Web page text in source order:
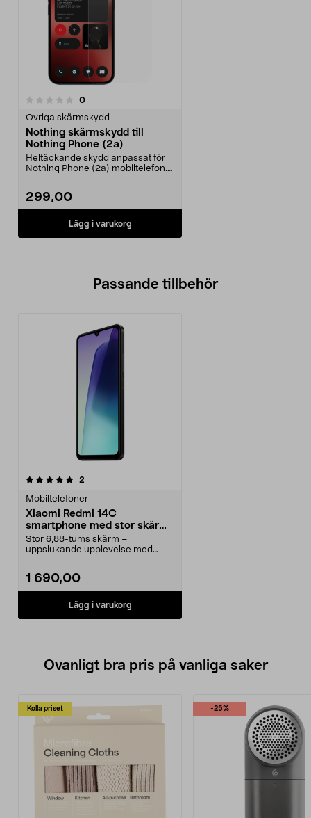
0recensioner
Övriga skärmskydd
Nothing skärmskydd till
Nothing Phone (2a)
Heltäckande skydd anpassat för
Nothing Phone (2a) mobiltelefon.
299,00
Lägg i varukorg
Passande tillbehör
2
Mobiltelefoner
Xiaomi Redmi 14C
smartphone med stor skärm,
svart
Stor 6,88-tums skärm –
uppslukande upplevelse med
1 690,00
Lägg i varukorg
Ovanligt bra pris på vanliga saker
Kolla priset -25%